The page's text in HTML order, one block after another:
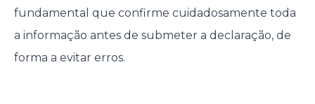
fundamental que confirme cuidadosamente toda
a informação antes de submeter a declaração, de
forma a evitar erros.